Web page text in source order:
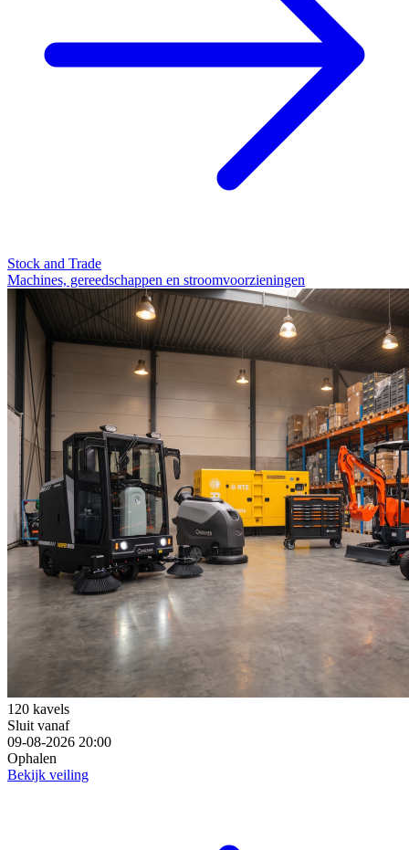
Stock and Trade
Machines, gereedschappen en stroomvoorzieningen
120 kavels
Sluit vanaf
09-08-2026 20:00
Ophalen
Bekijk veiling